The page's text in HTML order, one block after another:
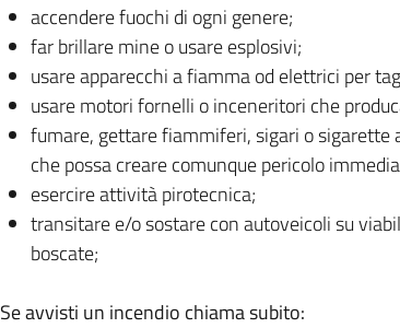
accendere fuochi di ogni genere;
far brillare mine o usare esplosivi;
usare apparecchi a fiamma od elettrici per
usare motori fornelli o inceneritori che
fumare, gettare fiammiferi, sigari o sigarette
che possa creare comunque pericolo
esercire attività pirotecnica;
transitare e/o sostare con autoveicoli su
boscate;
Se avvisti un incendio chiama subito: